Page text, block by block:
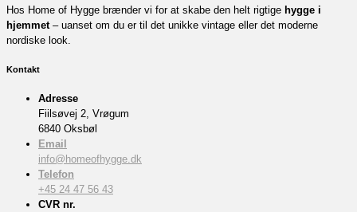
Hos Home of Hygge brænder vi for at skabe den helt rigtige hygge i
hjemmet – uanset om du er til det unikke vintage eller det moderne
nordiske look.
Kontakt
Adresse
Fiilsøvej 2, Vrøgum
6840 Oksbøl
Email
info@homeofhygge.dk
Telefon
+45 24 47 56 43
CVR nr.